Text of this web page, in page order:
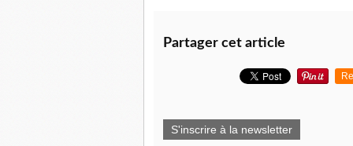
Partager cet article
S'inscrire à la newsletter